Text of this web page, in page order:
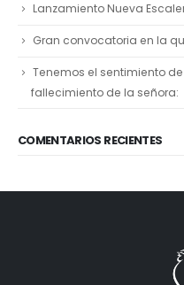
Lanzamiento Nueva
Gran convocatoria en la
Tenemos el sentimiento
fallecimiento de la señora:
COMENTARIOS RECIENTES